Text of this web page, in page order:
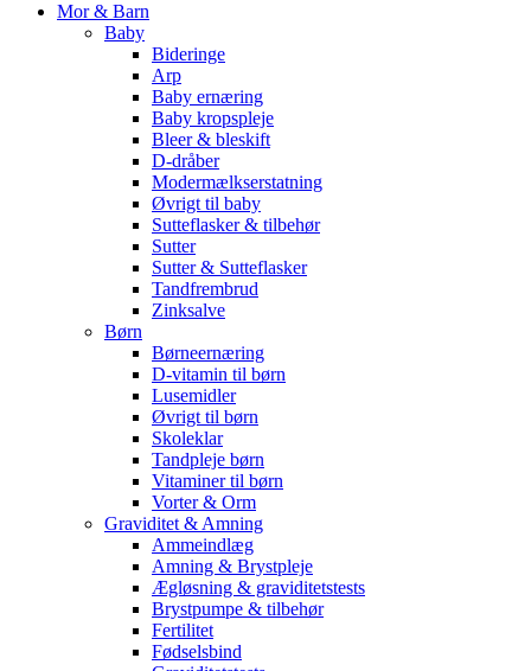
Mor & Barn
Baby
Bideringe
Arp
Baby ernæring
Baby kropspleje
Bleer & bleskift
D-dråber
Modermælkserstatning
Øvrigt til baby
Sutteflasker & tilbehør
Sutter
Sutter & Sutteflasker
Tandfrembrud
Zinksalve
Børn
Børneernæring
D-vitamin til børn
Lusemidler
Øvrigt til børn
Skoleklar
Tandpleje børn
Vitaminer til børn
Vorter & Orm
Graviditet & Amning
Ammeindlæg
Amning & Brystpleje
Ægløsning & graviditetstests
Brystpumpe & tilbehør
Fertilitet
Fødselsbind